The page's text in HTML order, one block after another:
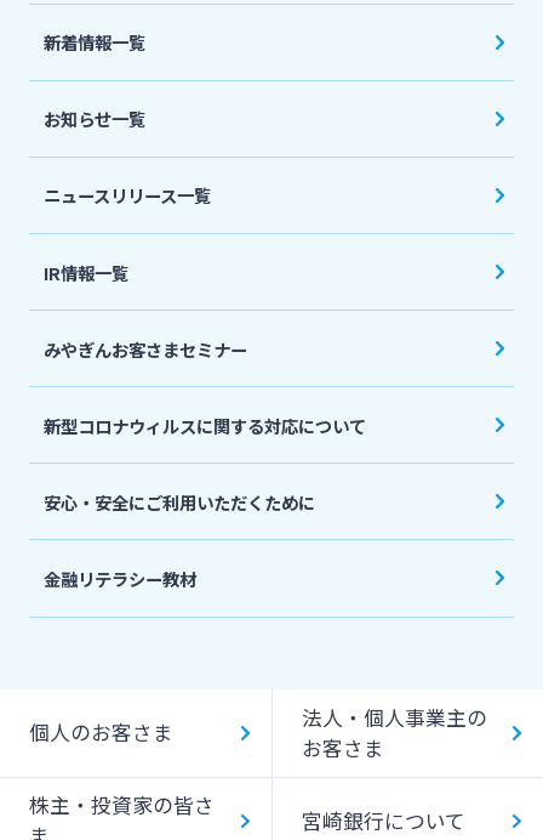
法人・個人事業主のお客さま
宮崎銀行について
ニュースリリース一覧
採用情報
お問い合わせ先一覧
新着情報一覧
お知らせ一覧
ニュースリリース一覧
IR情報一覧
みやぎんお客さまセミナー
新型コロナウィルスに関する対応について
安心・安全にご利用いただくために
金融リテラシー教材
個人のお客さま
法人・個人事業主の
お客さま
株主・投資家の皆さ
宮崎銀行について